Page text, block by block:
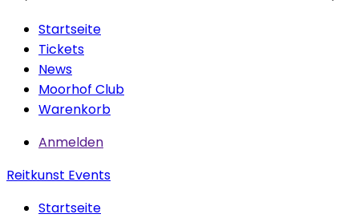
Startseite
Tickets
News
Moorhof Club
Warenkorb
Anmelden
Reitkunst Events
Startseite